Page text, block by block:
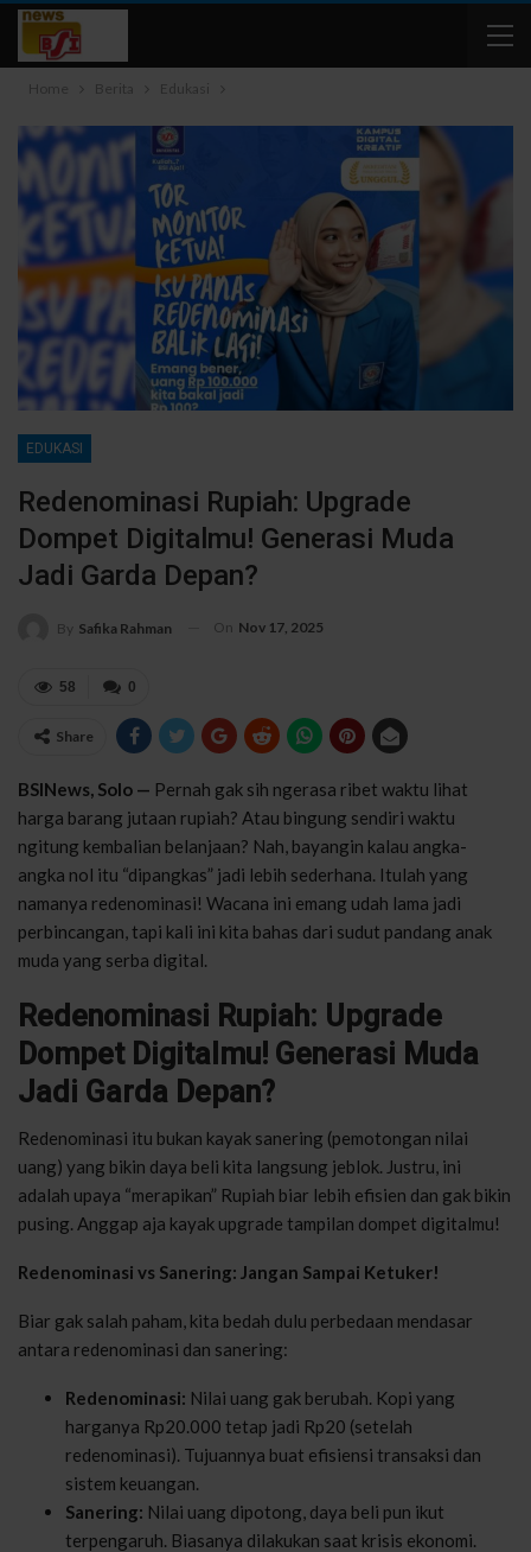
Home Berita Edukasi
EDUKASI
Redenominasi Rupiah: Upgrade
Dompet Digitalmu! Generasi Muda
Jadi Garda Depan?
By Safika Rahman On Nov 17, 2025
0
58
Share
BSINews, Solo — Pernah gak sih ngerasa ribet waktu lihat
harga barang jutaan rupiah? Atau bingung sendiri waktu
ngitung kembalian belanjaan? Nah, bayangin kalau angka-
angka nol itu “dipangkas” jadi lebih sederhana. Itulah yang
namanya redenominasi! Wacana ini emang udah lama jadi
perbincangan, tapi kali ini kita bahas dari sudut pandang anak
muda yang serba digital.
Redenominasi Rupiah: Upgrade
Dompet Digitalmu! Generasi Muda
Jadi Garda Depan?
Redenominasi itu bukan kayak sanering (pemotongan nilai
uang) yang bikin daya beli kita langsung jeblok. Justru, ini
adalah upaya “merapikan” Rupiah biar lebih efisien dan gak bikin
pusing. Anggap aja kayak upgrade tampilan dompet digitalmu!
Redenominasi vs Sanering: Jangan Sampai Ketuker!
Biar gak salah paham, kita bedah dulu perbedaan mendasar
antara redenominasi dan sanering:
Redenominasi: Nilai uang gak berubah. Kopi yang
harganya Rp20.000 tetap jadi Rp20 (setelah
redenominasi). Tujuannya buat efisiensi transaksi dan
sistem keuangan.
Sanering: Nilai uang dipotong, daya beli pun ikut
terpengaruh. Biasanya dilakukan saat krisis ekonomi.